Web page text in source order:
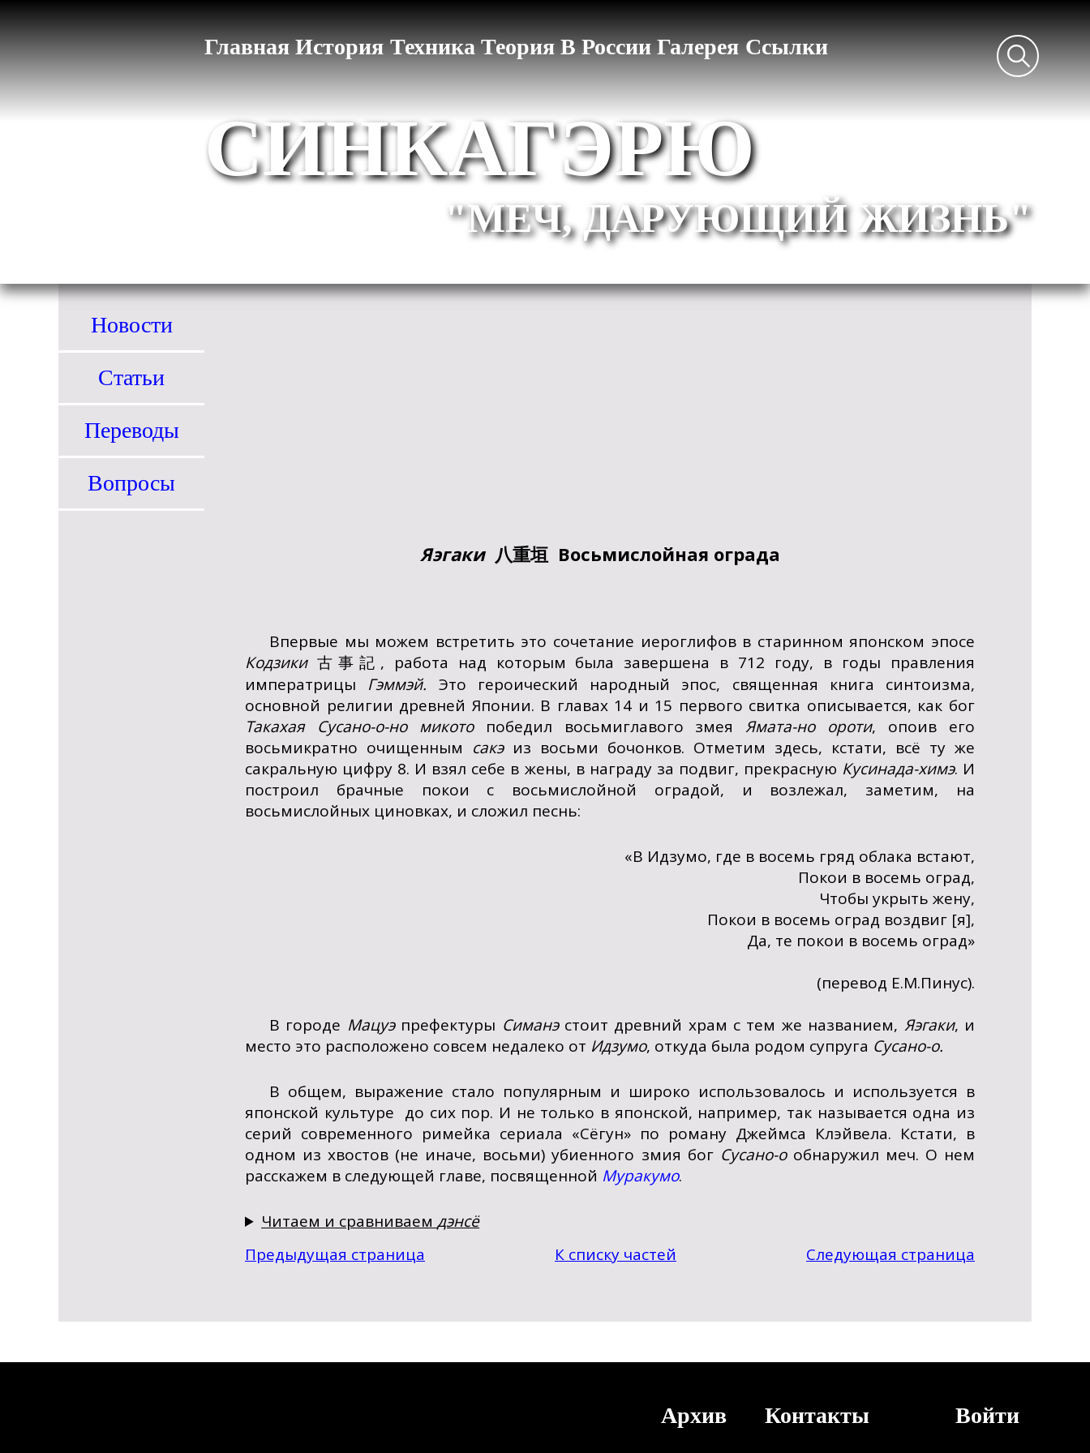
Главная История Техника Теория В России Галерея Ссылки
СИНКАГЭРЮ
"МЕЧ, ДАРУЮЩИЙ ЖИЗНЬ"
Новости
Статьи
Переводы
Вопросы
Яэгаки八重垣 Восьмислойная ограда
Впервые мы можем встретить это сочетание иероглифов в старинном японском эпосе
Кодзики 古事記 , работа над которым была завершена в 712 году, в годы правления
императрицы Гэммэй. Это героический народный эпос, священная книга синтоизма,
основной религии древней Японии. В главах 14 и 15 первого свитка описывается, как бог
Такахая Сусано-о-но микотопобедил восьмиглавого змеяЯмата-но ороти, опоив его
восьмикратно очищенным сакэиз восьми бочонков. Отметим здесь, кстати, всё ту же
сакральную цифру 8. И взял себе в жены, в награду за подвиг, прекрасную Кусинада-химэ. И
построил брачные покои с восьмислойной оградой, и возлежал, заметим, на
восьмислойных циновках, и сложил песнь:
«В Идзумо, где в восемь гряд облака встают,
Покои в восемь оград,
Чтобы укрыть жену,
Покои в восемь оград воздвиг [я],
Да, те покои в восемь оград»
(перевод Е.М.Пинус).
В городе Мацуэпрефектуры Симанэ стоит древний храм с тем же названием, Яэгаки, и
место это расположено совсем недалеко от Идзумо, откуда была родом супруга Сусано-о.
В общем, выражение стало популярным и широко использовалось и используется в
японской культуре до сих пор. И не только в японской, например, так называется одна из
серий современного римейка сериала «Сёгун» по роману Джеймса Клэйвела. Кстати, в
одном из хвостов (не иначе, восьми) убиенного змия бог Сусано-ообнаружил меч. О нем
расскажем в следующей главе, посвященной Муракумо.
Читаем и сравниваемдэнсё
Предыдущая страница
К списку частей Следующая страница
Архив Контакты Войти